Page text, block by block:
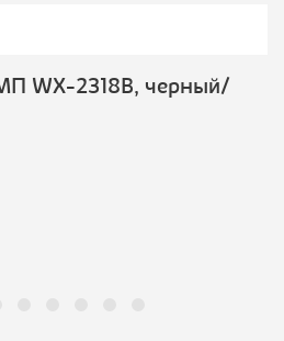
WX-2318B, черный/